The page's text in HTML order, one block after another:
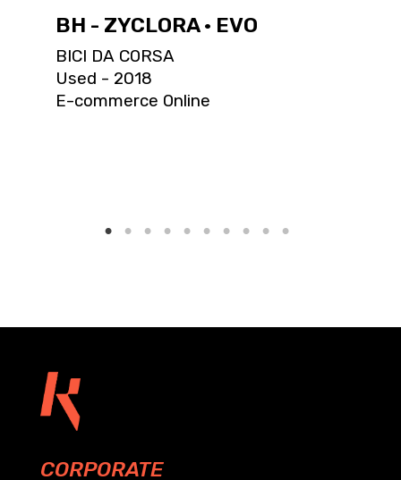
BH - ZYCLORA · EVO
BICI DA CORSA
Used - 2018
E-commerce Online
CORPORATE